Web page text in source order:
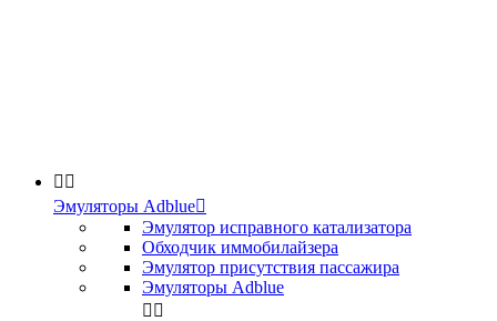
 
Эмуляторы Adblue
Эмулятор исправного катализатора
Обходчик иммобилайзера
Эмулятор присутствия пассажира
Эмуляторы Adblue
 